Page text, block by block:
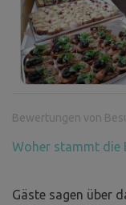
Bewertungen von
Woher stammt die
Gäste sagen über